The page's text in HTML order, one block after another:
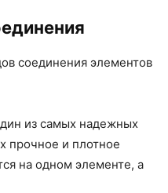
соединения элементов
из самых надежных
прочное и плотное
на одном элементе, а